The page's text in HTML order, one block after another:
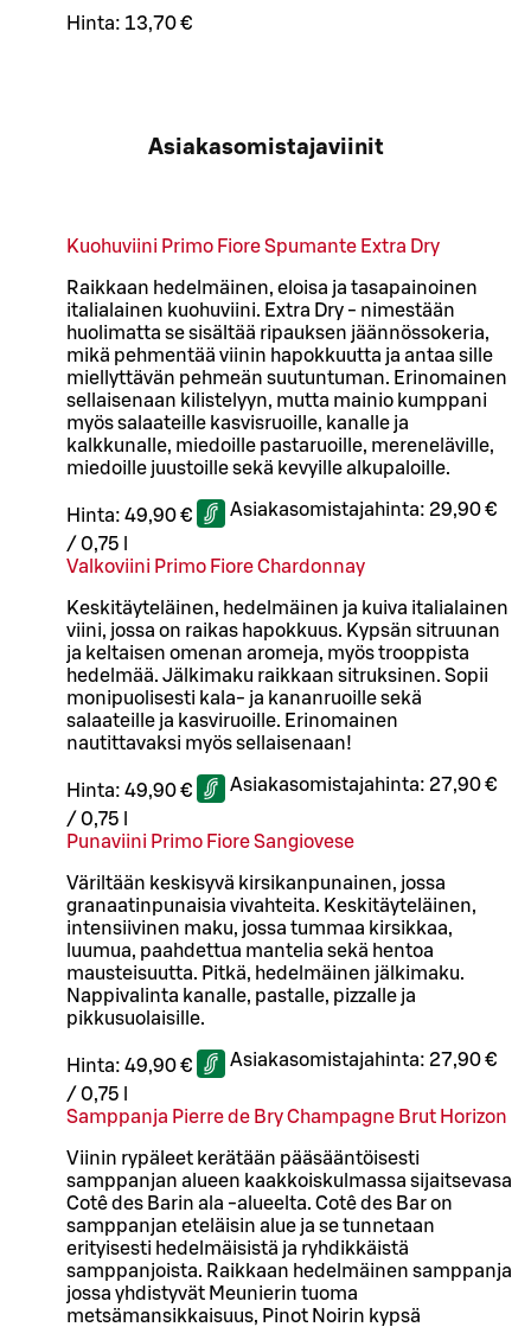
Hinta: 13,70 €
Asiakasomistajaviinit
Kuohuviini Primo Fiore Spumante Extra Dry
Raikkaan hedelmäinen, eloisa ja tasapainoinen
italialainen kuohuviini. Extra Dry - nimestään
huolimatta se sisältää ripauksen jäännössokeria,
mikä pehmentää viinin hapokkuutta ja antaa sille
miellyttävän pehmeän suutuntuman. Erinomainen
sellaisenaan kilistelyyn, mutta mainio kumppani
myös salaateille kasvisruoille, kanalle ja
kalkkunalle, miedoille pastaruoille, mereneläville,
miedoille juustoille sekä kevyille alkupaloille.
Hinta: 49,90 € Asiakasomistajahinta: 29,90 €
/ 0,75 l
Valkoviini Primo Fiore Chardonnay
Keskitäyteläinen, hedelmäinen ja kuiva italialainen
viini, jossa on raikas hapokkuus. Kypsän sitruunan
ja keltaisen omenan aromeja, myös trooppista
hedelmää. Jälkimaku raikkaan sitruksinen. Sopii
monipuolisesti kala- ja kananruoille sekä
salaateille ja kasviruoille. Erinomainen
nautittavaksi myös sellaisenaan!
Hinta: 49,90 € Asiakasomistajahinta: 27,90 €
/ 0,75 l
Punaviini Primo Fiore Sangiovese
Väriltään keskisyvä kirsikanpunainen, jossa
granaatinpunaisia vivahteita. Keskitäyteläinen,
intensiivinen maku, jossa tummaa kirsikkaa,
luumua, paahdettua mantelia sekä hentoa
mausteisuutta. Pitkä, hedelmäinen jälkimaku.
Nappivalinta kanalle, pastalle, pizzalle ja
pikkusuolaisille.
Hinta: 49,90 € Asiakasomistajahinta: 27,90 €
/ 0,75 l
Samppanja Pierre de Bry Champagne Brut Horizon
Viinin rypäleet kerätään pääsääntöisesti
samppanjan alueen kaakkoiskulmassa sijaitsevasa
Cotê des Barin ala -alueelta. Cotê des Bar on
samppanjan eteläisin alue ja se tunnetaan
erityisesti hedelmäisistä ja ryhdikkäistä
samppanjoista. Raikkaan hedelmäinen samppanja
jossa yhdistyvät Meunierin tuoma
metsämansikkaisuus, Pinot Noirin kypsä